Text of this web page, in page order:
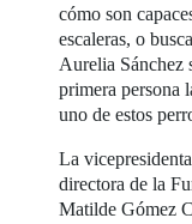
cómo son
escaleras, o
Aurelia Sánchez
primera persona
uno de estos
La
directora de la
Matilde Gómez